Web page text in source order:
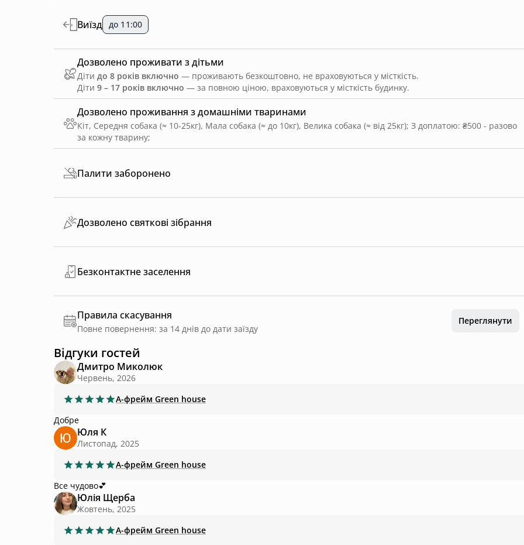
Дозволено проживання з домашніми тваринами
Кіт, Середня собака (≈ 10-25кг), Мала собака (≈ до 10кг), Велика собака (≈ від 25кг); З доплатою: ₴500 - разово
за кожну тварину;
Виїзд до 11:00
Дозволено проживати з дітьми
Діти до 8 років включно — проживають безкоштовно, не враховуються у місткість.
Діти 9 – 17 років включно — за повною ціною, враховуються у місткість будинку.
Палити заборонено
Дозволено святкові зібрання
Безконтактне заселення
Правила скасування
Повне повернення: за 14 днів до дати заїзду
Переглянути
Відгуки гостей
Дмитро Миколюк
Червень, 2026
А-фрейм Green house
Добре
Юля К
Листопад, 2025
А-фрейм Green house
Все чудово💕
Юлія Щерба
Жовтень, 2025
А-фрейм Green house